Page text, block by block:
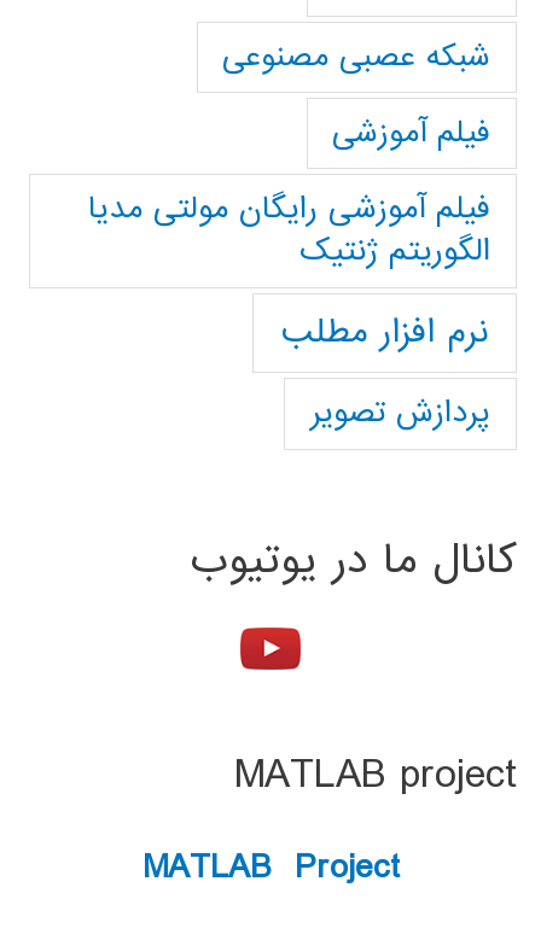
شبکه عصبی مصنوعی
فیلم آموزشی
فیلم آموزشی رایگان مولتی مدیا
الگوریتم ژنتیک
نرم افزار مطلب
پردازش تصویر
کانال ما در یوتیوب
MATLAB project
MATLAB Project